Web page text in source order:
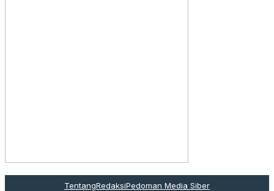
TentangRedaksiPedoman Media Siber